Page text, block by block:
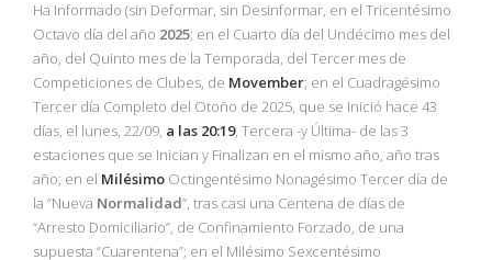
Ha Informado (sin Deformar, sin Desinformar, en el Tricentésimo
Octavo día del año 2025; en el Cuarto día del Undécimo mes del
año, del Quinto mes de la Temporada, del Tercer mes de
Competiciones de Clubes, de Movember; en el Cuadragésimo
Tercer día Completo del Otoño de 2025, que se Inició hace 43
días, el lunes, 22/09, a las 20:19, Tercera -y Última- de las 3
estaciones que se Inician y Finalizan en el mismo año, año tras
año; en el Milésimo Octingentésimo Nonagésimo Tercer día de
la “Nueva Normalidad”, tras casi una Centena de días de
“Arresto Domiciliario”, de Confinamiento Forzado, de una
supuesta “Cuarentena”; en el Milésimo Sexcentésimo